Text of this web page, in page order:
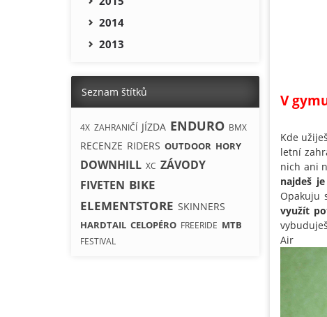
V
Kde
letní
nich ani
najdeš
Opakuju
využít
2014
2013
Seznam štítků
4X ZAHRANIČÍ JÍZDA ENDURO BMX
RECENZE RIDERS OUTDOOR HORY
DOWNHILL XC ZÁVODY
FIVETEN BIKE
ELEMENTSTORE SKINNERS
HARDTAIL CELOPÉRO FREERIDE MTB
FESTIVAL